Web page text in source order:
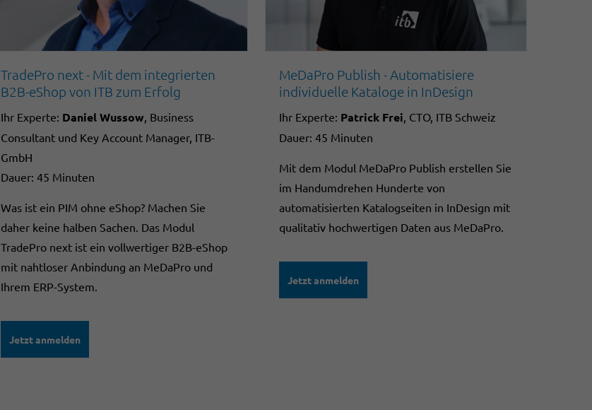
TradePro next - Mit dem integrierten
B2B-eShop von ITB zum Erfolg
Ihr Experte: Daniel Wussow, Business
Consultant und Key Account Manager, ITB-
GmbH
Dauer: 45 Minuten
Was ist ein PIM ohne eShop? Machen Sie
daher keine halben Sachen. Das Modul
TradePro next ist ein vollwertiger B2B-eShop
mit nahtloser Anbindung an MeDaPro und
Ihrem ERP-System.
Jetzt anmelden
MeDaPro Publish - Automatisiere
individuelle Kataloge in InDesign
Ihr Experte: Patrick Frei, CTO, ITB Schweiz
Dauer: 45 Minuten
Mit dem Modul MeDaPro Publish erstellen Sie
im Handumdrehen Hunderte von
automatisierten Katalogseiten in InDesign mit
qualitativ hochwertigen Daten aus MeDaPro.
Jetzt anmelden